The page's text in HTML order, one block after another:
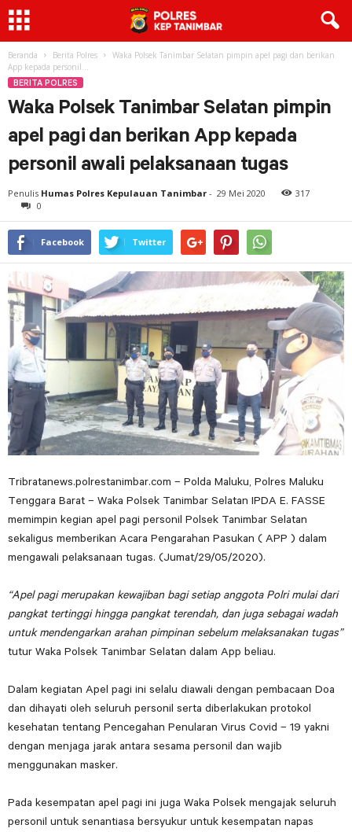
Beranda Berita Polres
Waka Polsek Tanimbar Selatan pimpin apel pagi dan berikan
App kepada personil...
BERITA POLRES
Waka Polsek Tanimbar Selatan pimpin
apel pagi dan berikan App kepada
personil awali pelaksanaan tugas
Penulis Humas Polres Kepulauan Tanimbar - 29 Mei 2020
317
0
Facebook Twitter
Tribratanews.polrestanimbar.com – Polda Maluku, Polres Maluku
Tenggara Barat – Waka Polsek Tanimbar Selatan IPDA E. FASSE
memimpin kegian apel pagi personil Polsek Tanimbar Selatan
sekaligus memberikan Acara Pengarahan Pasukan ( APP ) dalam
mengawali pelaksanaan tugas. (Jumat/29/05/2020).
“Apel pagi merupakan kewajiban bagi setiap anggota Polri mulai dari
pangkat tertinggi hingga pangkat terendah, dan juga sebagai wadah
untuk mendengarkan arahan pimpinan sebelum melaksanakan tugas”
tutur Waka Polsek Tanimbar Selatan dalam App beliau.
Dalam kegiatan Apel pagi ini selalu diawali dengan pembacaan Doa
dan dihayati oleh seluruh personil serta diberlakukan protokol
kesehatan tentang Pencegahan Penularan Virus Covid – 19 yakni
dengan menjaga jarak antara sesama personil dan wajib
menggunakan masker.
Pada kesempatan apel pagi ini juga Waka Polsek mengajak seluruh
personil untuk senantiasa bersyukur untuk kesempatan napas